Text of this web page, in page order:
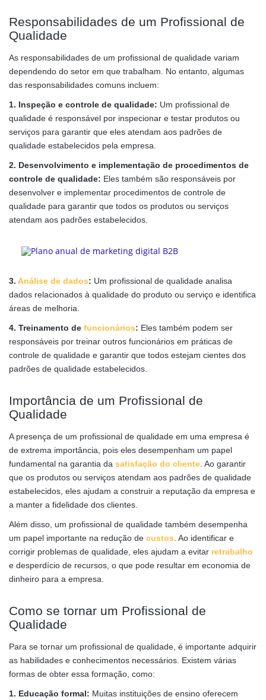
Responsabilidades de um Profissional de
Qualidade
As responsabilidades de um profissional de qualidade variam
dependendo do setor em que trabalham. No entanto, algumas
das responsabilidades comuns incluem:
1. Inspeção e controle de qualidade: Um profissional de
qualidade é responsável por inspecionar e testar produtos ou
serviços para garantir que eles atendam aos padrões de
qualidade estabelecidos pela empresa.
2. Desenvolvimento e implementação de procedimentos de
controle de qualidade: Eles também são responsáveis por
desenvolver e implementar procedimentos de controle de
qualidade para garantir que todos os produtos ou serviços
atendam aos padrões estabelecidos.
3. Análise de dados: Um profissional de qualidade analisa
dados relacionados à qualidade do produto ou serviço e identifica
áreas de melhoria.
4. Treinamento de funcionários: Eles também podem ser
responsáveis por treinar outros funcionários em práticas de
controle de qualidade e garantir que todos estejam cientes dos
padrões de qualidade estabelecidos.
Importância de um Profissional de
Qualidade
A presença de um profissional de qualidade em uma empresa é
de extrema importância, pois eles desempenham um papel
fundamental na garantia da satisfação do cliente. Ao garantir
que os produtos ou serviços atendam aos padrões de qualidade
estabelecidos, eles ajudam a construir a reputação da empresa e
a manter a fidelidade dos clientes.
Além disso, um profissional de qualidade também desempenha
um papel importante na redução de custos. Ao identificar e
corrigir problemas de qualidade, eles ajudam a evitar retrabalho
e desperdício de recursos, o que pode resultar em economia de
dinheiro para a empresa.
Como se tornar um Profissional de
Qualidade
Para se tornar um profissional de qualidade, é importante adquirir
as habilidades e conhecimentos necessários. Existem várias
formas de obter essa formação, como:
1. Educação formal: Muitas instituições de ensino oferecem